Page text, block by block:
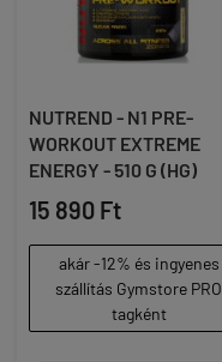
NUTREND - N1 PRE-
WORKOUT EXTREME
ENERGY - 510 G (HG)
15 890 Ft
akár -12% és ingyenes
szállítás Gymstore PRO
tagként